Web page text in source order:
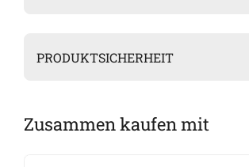
PRODUKTSICHERHEIT
Zusammen kaufen mit